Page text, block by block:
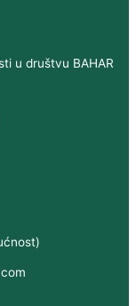
u društvu BAHAR